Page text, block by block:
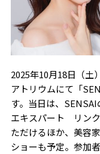
2025年10月18日（土
アトリウムにて「
す。当日は、
エキスパート リン
ただけるほか、美容
ショーも予定。参加